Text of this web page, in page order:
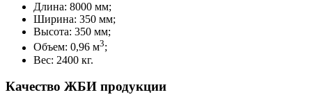
Длина: 8000 мм;
Ширина: 350 мм;
Высота: 350 мм;
Объем: 0,96 м3;
Вес: 2400 кг.
Качество ЖБИ продукции